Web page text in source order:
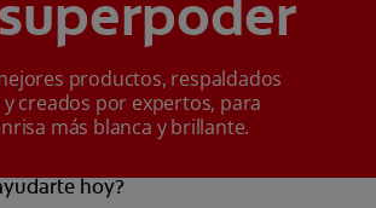
productos, respaldados
creados por expertos, para
más blanca y brillante.
hoy?